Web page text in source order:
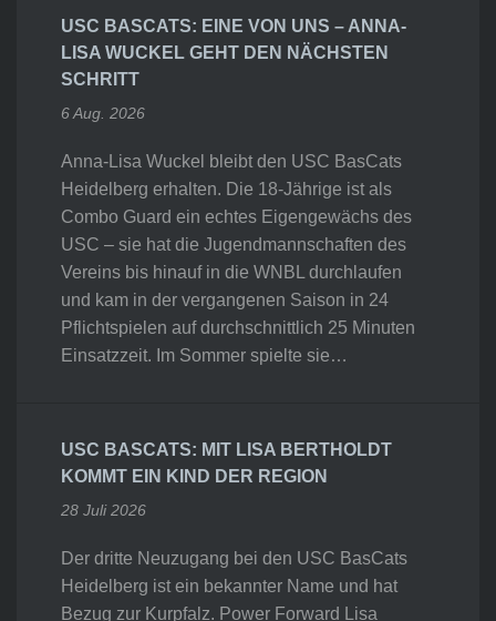
USC BASCATS: EINE VON UNS – ANNA-
LISA WUCKEL GEHT DEN NÄCHSTEN
SCHRITT
6 Aug. 2026
Anna-Lisa Wuckel bleibt den USC BasCats
Heidelberg erhalten. Die 18-Jährige ist als
Combo Guard ein echtes Eigengewächs des
USC – sie hat die Jugendmannschaften des
Vereins bis hinauf in die WNBL durchlaufen
und kam in der vergangenen Saison in 24
Pflichtspielen auf durchschnittlich 25 Minuten
Einsatzzeit. Im Sommer spielte sie…
USC BASCATS: MIT LISA BERTHOLDT
KOMMT EIN KIND DER REGION
28 Juli 2026
Der dritte Neuzugang bei den USC BasCats
Heidelberg ist ein bekannter Name und hat
Bezug zur Kurpfalz. Power Forward Lisa